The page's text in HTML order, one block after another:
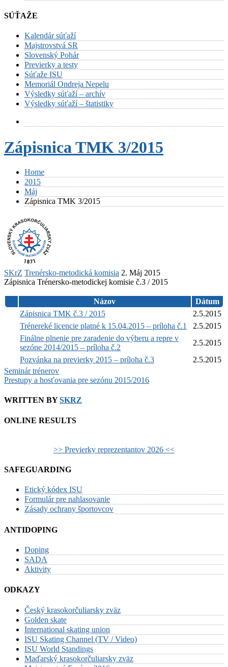
SÚŤAŽE
Kalendár súťaží
Majstrovstvá SR
Slovenský Pohár
Previerky a testy
Súťaže ISU
Memoriál Ondreja Nepelu
Výsledky súťaží – archív
Výsledky súťaží – štatistiky
Zápisnica TMK 3/2015
Home
2015
Máj
Zápisnica TMK 3/2015
SKrZ Trenérsko-metodická komisia 2. Máj 2015
Zápisnica Trénersko-metodickej komisie č.3 / 2015
Názov
Dátum
Zápisnica TMK č.3 / 2015
2.5.2015
Trénereké licencie platné k 15.04.2015 – príloha č.1
2.5.2015
Finálne plnenie pre zaradenie do výberu a repre v
sezóne 2014/2015 – príloha č.2
2.5.2015
Pozvánka na previerky 2015 – príloha č.3
2.5.2015
Post
navigation
Seminár trénerov
Prestupy a hosťovania pre sezónu 2015/2016
WRITTEN BYSKRZ
ONLINE RESULTS
>> Previerky reprezentantov 2026 <<
SAFEGUARDING
Etický kódex ISU
Formulár pre nahlasovanie
Zásady ochrany športovcov
ANTIDOPING
Doping
SADA
Aktivity
ODKAZY
Český krasokorčuliarsky zväz
Golden skate
International skating union
ISU Skating Channel (TV / Video)
ISU World Standings
Maďarský krasokorčuliarsky zväz